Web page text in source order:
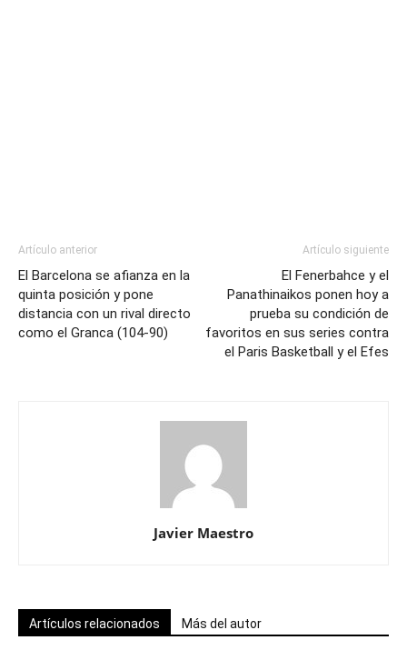
Artículo anterior
El Barcelona se afianza en la
quinta posición y pone
distancia con un rival directo
como el Granca (104-90)
Artículo siguiente
El Fenerbahce y el
Panathinaikos ponen hoy a
prueba su condición de
favoritos en sus series contra
el Paris Basketball y el Efes
Javier Maestro
Artículos relacionados Más del autor